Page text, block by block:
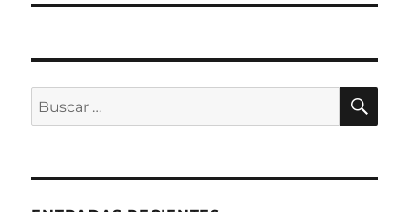
Buscar
por: